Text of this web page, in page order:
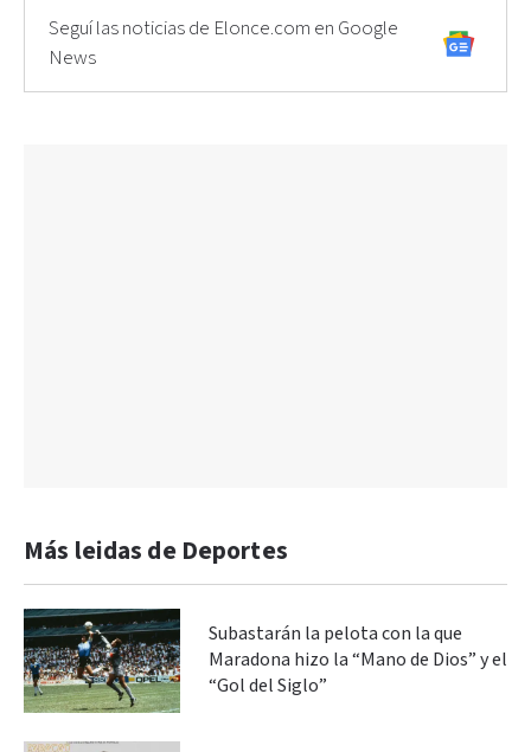
Seguí las noticias de Elonce.com en Google
News
Más leidas de Deportes
Subastarán la pelota con la que
Maradona hizo la “Mano de Dios” y el
“Gol del Siglo”